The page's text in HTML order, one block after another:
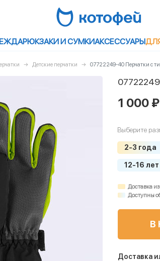
РЮКЗАКИ И СУМКИАКСЕССУАРЫ
Детские перчатки 07722249-40 Перчатки с
1 000 ₽
Выберите
2-3 года
12-16 лет
Доставка
Доступны
В
Доставка